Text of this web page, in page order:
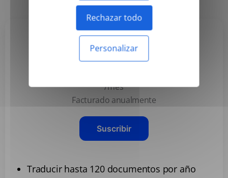
Rechazar todo
Personalizar
Basic
/mes
Facturado anualmente
Suscribir
Traducir hasta 120 documentos por año